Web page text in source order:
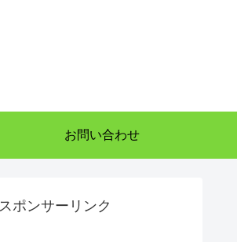
お問い合わせ
スポンサーリンク